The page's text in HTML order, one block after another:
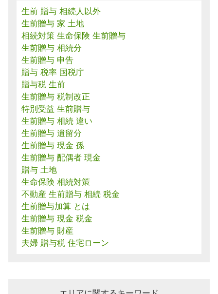
生前 贈与 相続人以外
生前贈与 家 土地
相続対策 生命保険 生前贈与
生前贈与 相続分
生前贈与 申告
贈与 税率 国税庁
贈与税 生前
生前贈与 税制改正
特別受益 生前贈与
生前贈与 相続 違い
生前贈与 遺留分
生前贈与 現金 孫
生前贈与 配偶者 現金
贈与 土地
生命保険 相続対策
不動産 生前贈与 相続 税金
生前贈与加算 とは
生前贈与 現金 税金
生前贈与 財産
夫婦 贈与税 住宅ローン